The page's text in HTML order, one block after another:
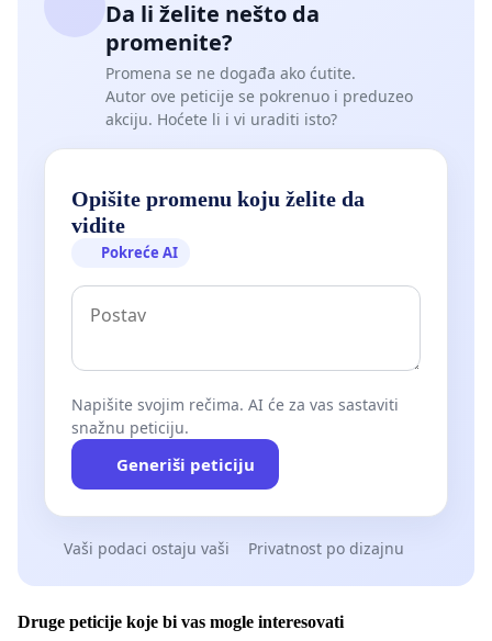
Da li želite nešto da
promenite?
Promena se ne događa ako ćutite.
Autor ove peticije se pokrenuo i preduzeo
akciju. Hoćete li i vi uraditi isto?
Opišite promenu koju želite da
vidite
Pokreće AI
Napišite svojim rečima. AI će za vas sastaviti
snažnu peticiju.
Generiši peticiju
Vaši podaci ostaju vaši Privatnost po dizajnu
Druge peticije koje bi vas mogle interesovati